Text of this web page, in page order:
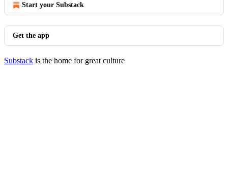
Start your Substack
Get the app
Substack is the home for great culture